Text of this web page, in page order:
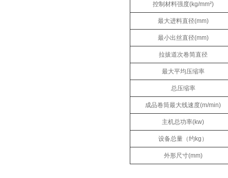
控制材料强度(kg/mm²)
最大进料直径(mm)
最小出丝直径(mm)
拉拔道次卷简直径
最大平均压缩率
总压缩率
成品卷筒最大线速度(m/min)
主机总功率(kw)
设备总量（约kg）
外形尺寸(mm)